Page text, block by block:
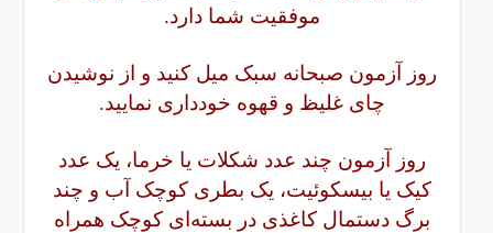
موفقیت شما دارد.
روز آزمون صبحانه سبک میل کنید و از نوشیدن
چای غلیظ و قهوه خودداری نمایید.
روز آزمون چند عدد شکلات یا خرما، یک عدد
کیک یا بیسکوئیت، یک بطری کوچک آب و چند
برگ دستمال کاغذی در بسته‌ای کوچک همراه